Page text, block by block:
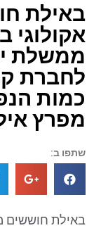
באילת
ממשלת
לחברת
כמות
מפרץ
שתפו ב:
באילת חוששים